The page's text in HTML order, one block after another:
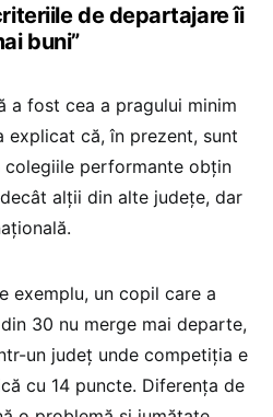
de departajare îi
buni”
a fost cea a pragului minim
explicat că, în prezent, sunt
performante obțin
alții din alte județe, dar
exemplu, un copil care a
30 nu merge mai departe,
un județ unde competiția e
cu 14 puncte. Diferența de